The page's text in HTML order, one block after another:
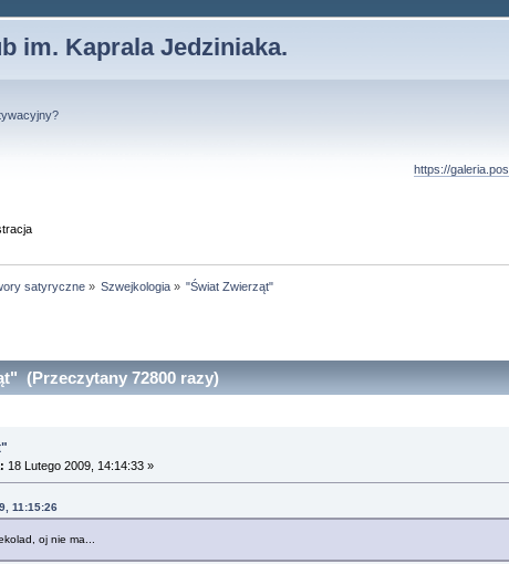
im. Kaprala Jedziniaka.
https://
satyryczne» Szwejkologia » "Świat Zwierząt"
(Przeczytany 72800 razy)
18 Lutego 2009, 14:14:33 »
11:15:26
oj nie ma...